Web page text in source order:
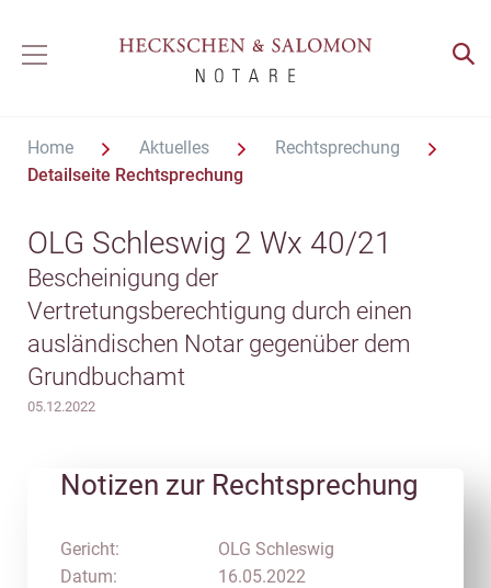
Home Aktuelles
Rechtsprechung
Detailseite Rechtsprechung
OLG Schleswig 2 Wx 40/21
Bescheinigung der
Vertretungsberechtigung durch einen
ausländischen Notar gegenüber dem
Grundbuchamt
05.12.2022
Notizen zur Rechtsprechung
Gericht:
Datum:
OLG Schleswig
16.05.2022